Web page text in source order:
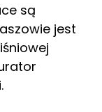
są
jest